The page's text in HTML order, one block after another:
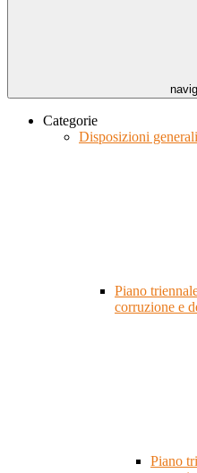
Categorie
Disposizioni generali
Piano
corruzione e
Piano